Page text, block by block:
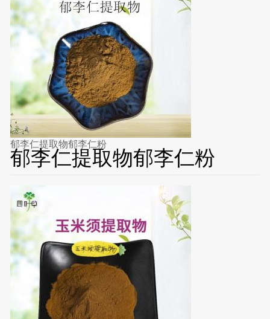
郁李仁提取物郁李仁粉
郁李仁提取物郁李仁粉